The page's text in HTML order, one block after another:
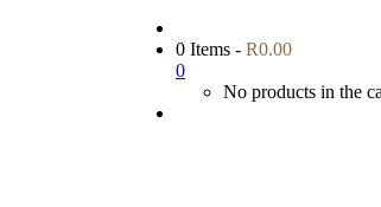
0 Items - R0.00
0
No products in the